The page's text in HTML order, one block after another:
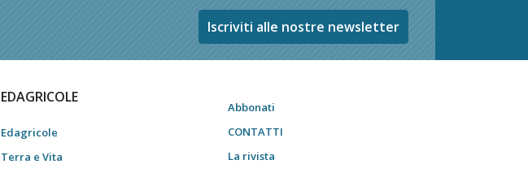
Iscriviti alle nostre newsletter
EDAGRICOLE
Edagricole
Terra e Vita
Abbonati
CONTATTI
La rivista